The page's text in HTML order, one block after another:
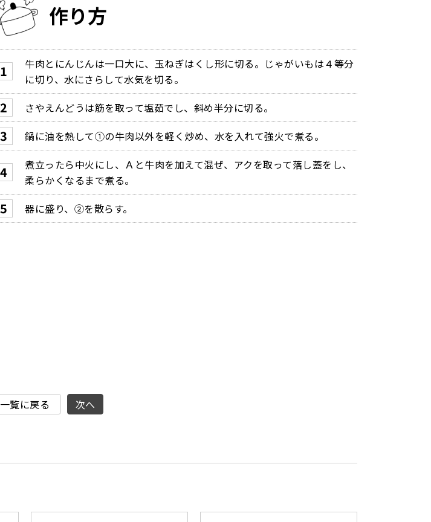
作り方
牛肉とにんじんは一口大に、玉ねぎはくし形に切る。じゃがいもは４等分
に切り、水にさらして水気を切る。
さやえんどうは筋を取って塩茹でし、斜め半分に切る。
鍋に油を熱して①の牛肉以外を軽く炒め、水を入れて強火で煮る。
煮立ったら中火にし、Ａと牛肉を加えて混ぜ、アクを取って落し蓋をし、
柔らかくなるまで煮る。
器に盛り、②を散らす。
一覧に戻る 次へ